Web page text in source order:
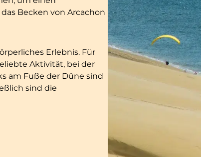
Becken von Arcachon
Erlebnis. Für
Aktivität, bei der
am Fuße der Düne sind
sind die